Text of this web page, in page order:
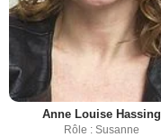
Anne Louise Hassing
Rôle : Susanne